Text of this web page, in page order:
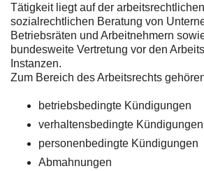
Tätigkeit liegt auf der
sozialrechtlichen Beratung von
Betriebsräten und Arbeitnehmern
bundesweite Vertretung vor den
Instanzen.
Zum Bereich des Arbeitsrechts
betriebsbedingte Kündigungen
verhaltensbedingte Kündigungen
personenbedingte Kündigungen
Abmahnungen